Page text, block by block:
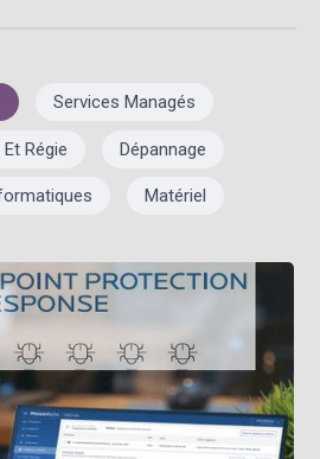
Services Managés
Régie Dépannage
Matériel